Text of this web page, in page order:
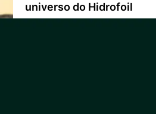
universo do Hidrofoil